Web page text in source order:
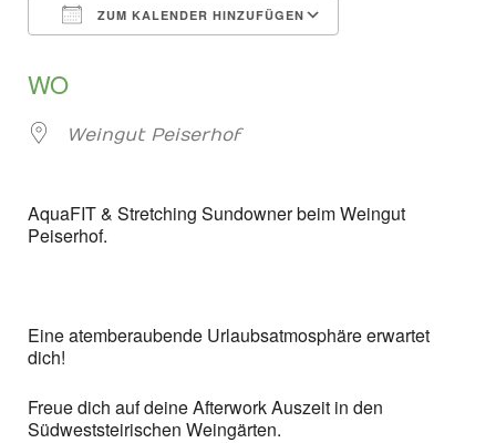
ZUM KALENDER HINZUFÜGEN
WO
Weingut Peiserhof
AquaFIT & Stretching Sundowner beim Weingut
Peiserhof.
Eine atemberaubende Urlaubsatmosphäre erwartet
dich!
Freue dich auf deine Afterwork Auszeit in den
Südweststeirischen Weingärten.